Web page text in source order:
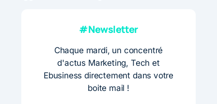
#Newsletter
Chaque mardi, un concentré
d'actus Marketing, Tech et
Ebusiness directement dans votre
boite mail !